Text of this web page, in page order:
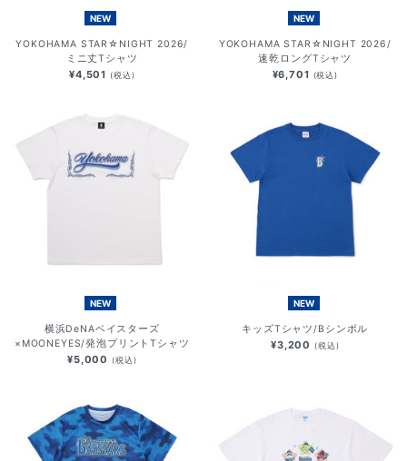
NEW
YOKOHAMA STAR☆NIGHT 2026/
ミニ丈Tシャツ
¥4,501 (税込)
NEW
YOKOHAMA STAR☆NIGHT 2026/
速乾ロングTシャツ
¥6,701 (税込)
NEW
横浜DeNAベイスターズ
×MOONEYES/発泡プリントTシャツ
¥5,000 (税込)
NEW
キッズTシャツ/Bシンボル
¥3,200 (税込)